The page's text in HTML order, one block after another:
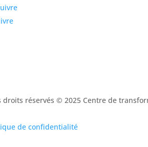
droits réservés © 2025 Centre de
de confidentialité